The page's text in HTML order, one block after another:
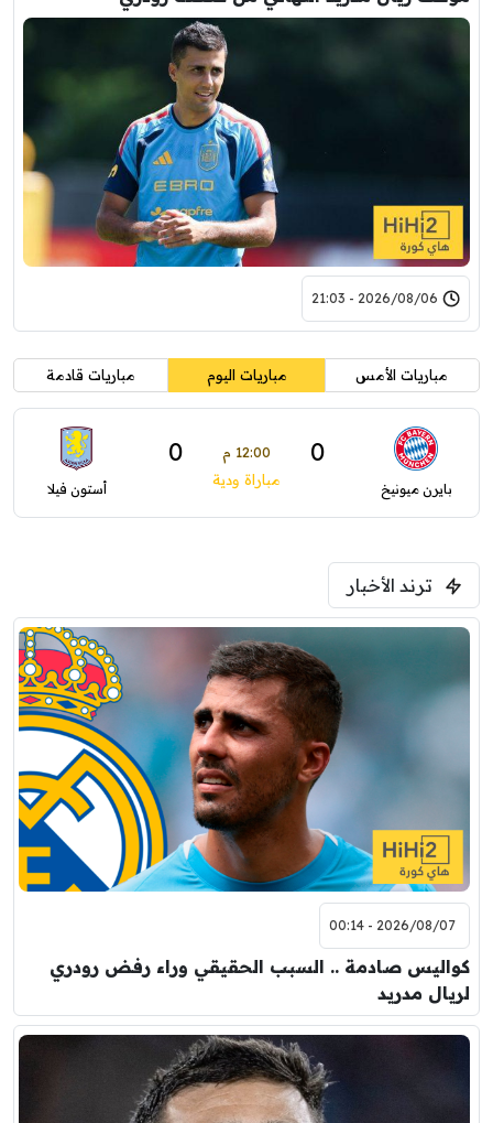
2026/08/06 - 21:03
مباريات الأمس مباريات اليوم مباريات قادمة
بايرن ميونيخ
0 12:00 م 0
مباراة ودية أستون فيلا
ترند الأخبار
2026/08/07 - 00:14
كواليس صادمة .. السبب الحقيقي وراء رفض رودري
لريال مدريد